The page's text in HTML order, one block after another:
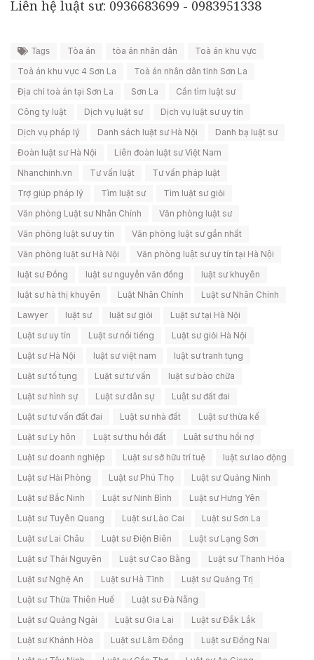
Liên hệ luật sư: 0936683699 - 0983951338
Tags Tòa án tòa án nhân dân
Toà án khu vực
Toà án khu vực 4 Sơn La
Toà án nhân dân tỉnh Sơn La
Địa chỉ toà án tại Sơn La
Sơn La
Cần tìm luật sư
Công ty luật
Dịch vụ luật sư
Dịch vụ luật sư uy tín
Dịch vụ pháp lý
Danh sách luật sư Hà Nội
Danh bạ luật sư
Đoàn luật sư Hà Nội
Liên đoàn luật sư Việt Nam
Nhanchinh.vn
Tư vấn luật
Tư vấn pháp luật
Trợ giúp pháp lý
Tìm luật sư
Tìm luật sư giỏi
Văn phòng Luật sư Nhân Chính
Văn phòng luật sư
Văn phòng luật sư uy tín
Văn phòng luật sư gần nhất
Văn phòng luật sư Hà Nội
Văn phòng luật sư uy tín tại Hà Nội
luật sư Đồng
luật sư nguyễn văn đồng
luật sư khuyên
luật sư hà thị khuyên
Luật Nhân Chính
Luật sư Nhân Chính
Lawyer
luật sư luật sư giỏi
Luật sư tại Hà Nội
Luật sư uy tín
Luật sư nổi tiếng
Luật sư giỏi Hà Nội
Luật sư Hà Nội
luật sư việt nam
luật sư tranh tụng
Luật sư tố tụng
Luật sư tư vấn
luật sư bào chữa
Luật sư hình sự
Luật sư dân sự
Luật sư đất đai
Luật sư tư vấn đất đai
Luật sư nhà đất
Luật sư thừa kế
Luật sư Ly hôn
Luật sư thu hồi đất
Luật sư thu hồi nợ
Luật sư doanh nghiệp
Luật sư sở hữu trí tuệ
luật sư lao động
Luật sư Hải Phòng
Luật sư Phú Thọ
Luật sư Quảng Ninh
Luật sư Bắc Ninh
Luật sư Ninh Bình
Luật sư Hưng Yên
Luật sư Tuyên Quang
Luật sư Lào Cai
Luật sư Sơn La
Luật sư Lai Châu
Luật sư Điện Biên
Luật sư Lạng Sơn
Luật sư Thái Nguyên
Luật sư Cao Bằng
Luật sư Thanh Hóa
Luật sư Nghệ An
Luật sư Hà Tĩnh
Luật sư Quảng Trị
Luật sư Thừa Thiên Huế
Luật sư Đà Nẵng
Luật sư Quảng Ngãi
Luật sư Gia Lai
Luật sư Đắk Lắk
Luật sư Khánh Hòa
Luật sư Lâm Đồng
Luật sư Đồng Nai